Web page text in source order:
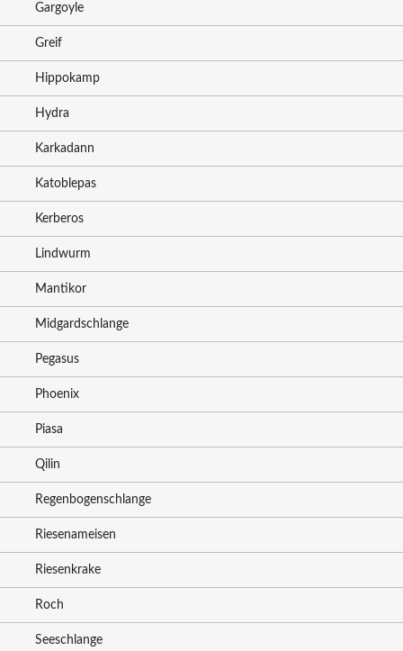
Gargoyle
Greif
Hippokamp
Hydra
Karkadann
Katoblepas
Kerberos
Lindwurm
Mantikor
Midgardschlange
Pegasus
Phoenix
Piasa
Qilin
Regenbogenschlange
Riesenameisen
Riesenkrake
Roch
Seeschlange